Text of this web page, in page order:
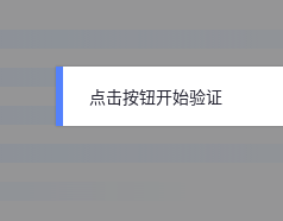
点击按钮开始验证